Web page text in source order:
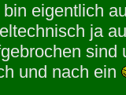
bin eigentlich
ja
sind
und nach ein